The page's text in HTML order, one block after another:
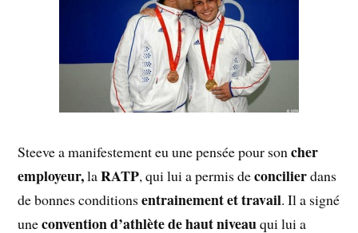
Steeve a manifestement eu une pensée pour soncher
employeur,laRATP, qui lui a permis deconcilierdans
de bonnes conditionsentrainement et travail. Il a signé
uneconvention d’athlète de haut niveauqui lui a